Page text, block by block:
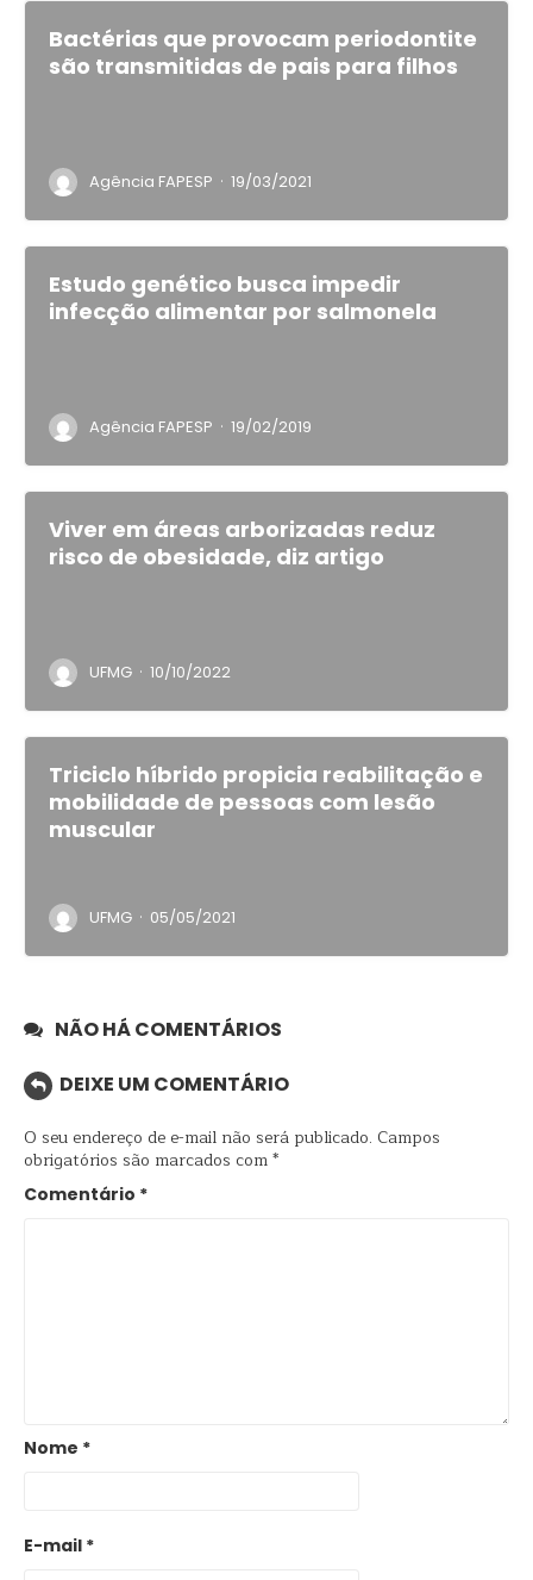
Bactérias que provocam periodontite
são transmitidas de pais para filhos
Agência FAPESP · 19/03/2021
Estudo genético busca impedir
infecção alimentar por salmonela
Agência FAPESP · 19/02/2019
Viver em áreas arborizadas reduz
risco de obesidade, diz artigo
UFMG · 10/10/2022
Triciclo híbrido propicia reabilitação e
mobilidade de pessoas com lesão
muscular
UFMG · 05/05/2021
NÃO HÁ COMENTÁRIOS
DEIXE UM COMENTÁRIO
O seu endereço de e-mail não será publicado. Campos
obrigatórios são marcados com*
Comentário *
Nome *
E-mail *